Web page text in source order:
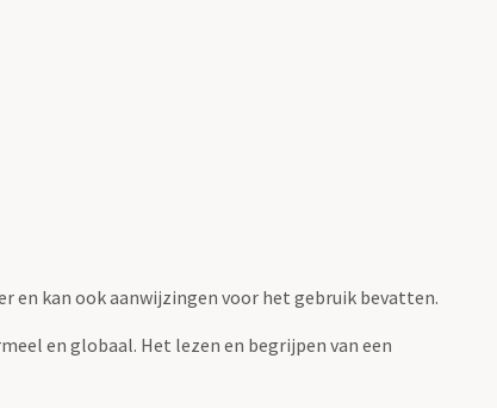
en kan ook aanwijzingen voor het gebruik bevatten.
en globaal. Het lezen en begrijpen van een